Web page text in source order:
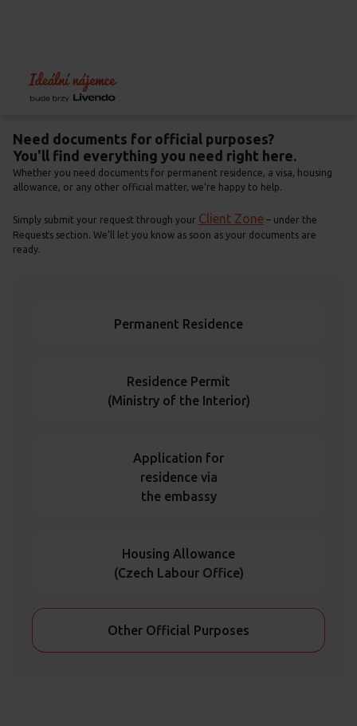
Home Podklady pro úřady
Need documents for official purposes?
You'll find everything you need right here.
Whether you need documents for permanent residence, a visa, housing
allowance, or any other official matter, we’re happy to help.
Simply submit your request through your Client Zone – under the
Requests section. We’ll let you know as soon as your documents are
ready.
Permanent Residence
Residence Permit
(Ministry of the Interior)
Application for
residence via
the embassy
Housing Allowance
(Czech Labour Office)
Other Official Purposes